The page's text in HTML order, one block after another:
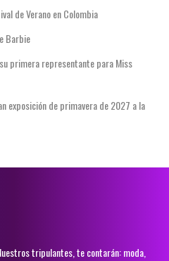
de Verano en Colombia
Barbie
primera representante para Miss
exposición de primavera de 2027 a la
tripulantes, te contarán: moda,